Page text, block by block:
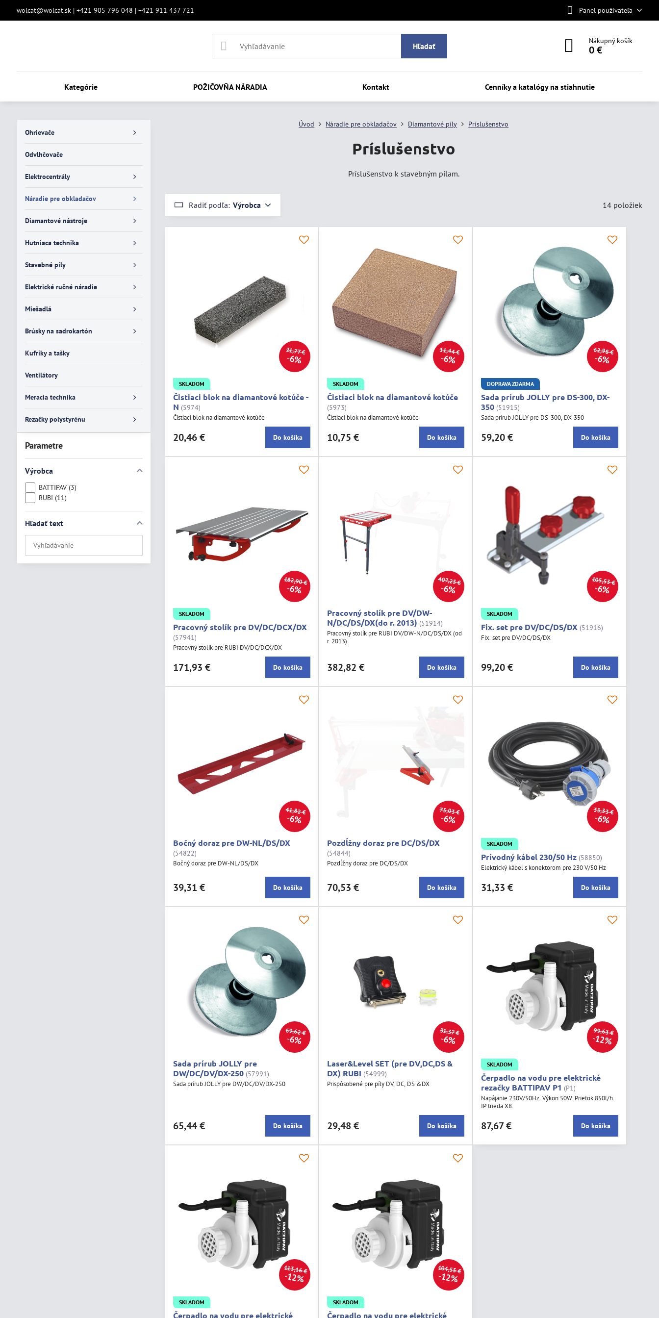
wolcat@wolcat.sk | +421 905 796 048 | +421 911 437 721 Panel používateľa
Hľadať
Nákupný košík
0 €
Kategórie POŽIČOVŇA NÁRADIA Kontakt Cenníky a katalógy na stiahnutie
Úvod Náradie pre obkladačov Diamantové píly Príslušenstvo
Príslušenstvo
Príslušenstvo k stavebným pílam.
Radiť podľa: Výrobca 14 položiek
21,77 €
6%
SKLADOM
Čistiaci blok na diamantové kotúče -
N (5974)
Čistiaci blok na diamantové kotúče
20,46 € Do košíka
11,44 €
6%
SKLADOM
Čistiaci blok na diamantové kotúče
(5973)
Čistiaci blok na diamantové kotúče
10,75 € Do košíka
62,98 €
6%
DOPRAVA ZDARMA
Sada prírub JOLLY pre DS-300, DX-
350 (51915)
Sada prírub JOLLY pre DS-300, DX-350
59,20 € Do košíka
182,90 €
6%
SKLADOM
Pracovný stolík pre DV/DC/DCX/DX
(57941)
Pracovný stolík pre RUBI DV/DC/DCX/DX
171,93 € Do košíka
407,25 €
6%
Pracovný stolík pre DV/DW-
N/DC/DS/DX(do r. 2013) (51914)
Pracovný stolík pre RUBI DV/DW-N/DC/DS/DX (od
r. 2013)
382,82 € Do košíka
105,53 €
6%
SKLADOM
Fix. set pre DV/DC/DS/DX (51916)
Fix. set pre DV/DC/DS/DX
99,20 € Do košíka
41,82 €
6%
Bočný doraz pre DW-NL/DS/DX
(54822)
Bočný doraz pre DW-NL/DS/DX
39,31 € Do košíka
75,03 €
6%
Pozdĺžny doraz pre DC/DS/DX
(54844)
Pozdĺžny doraz pre DC/DS/DX
70,53 € Do košíka
33,33 €
6%
SKLADOM
Prívodný kábel 230/50 Hz (58850)
Elektrický kábel s konektorom pre 230 V/50 Hz
31,33 € Do košíka
69,62 €
6%
Sada prírub JOLLY pre
DW/DC/DV/DX-250 (57991)
Sada prírub JOLLY pre DW/DC/DV/DX-250
65,44 € Do košíka
31,37 €
6%
Laser&Level SET (pre DV,DC,DS &
DX) RUBI (54999)
Prispôsobené pre píly DV, DC, DS &DX
29,48 € Do košíka
99,63 €
12%
SKLADOM
Čerpadlo na vodu pre elektrické
rezačky BATTIPAV P1 (P1)
Napájanie 230V/50Hz. Výkon 50W. Prietok 850l/h.
IP trieda X8.
87,67 € Do košíka
113,16 €
12%
SKLADOM
Čerpadlo na vodu pre elektrické
104,55 €
12%
SKLADOM
Čerpadlo na vodu pre elektrické
Parametre
Výrobca
BATTIPAV (3)
RUBI (11)
Hľadať text
Prehľadať
výsledky
filtra
Ohrievače
Odvlhčovače
Elektrocentrály
Náradie pre obkladačov
Diamantové nástroje
Hutniaca technika
Stavebné píly
Elektrické ručné náradie
Miešadlá
Brúsky na sadrokartón
Kufríky a tašky
Ventilátory
Meracia technika
Rezačky polystyrénu